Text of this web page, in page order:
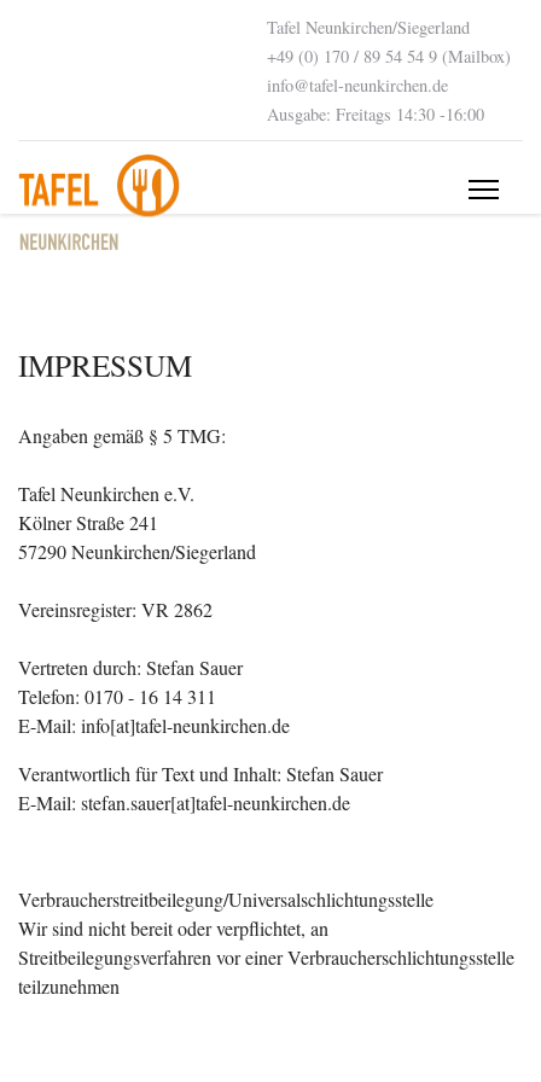
Tafel Neunkirchen/Siegerland
+49 (0) 170 / 89 54 54 9 (Mailbox)
info@tafel-neunkirchen.de
Ausgabe: Freitags 14:30 -16:00
IMPRESSUM
Angaben gemäß § 5 TMG:
Tafel Neunkirchen e.V.
Kölner Straße 241
57290 Neunkirchen/Siegerland
Vereinsregister: VR 2862
Vertreten durch: Stefan Sauer
Telefon: 0170 - 16 14 311
E-Mail: info[at]tafel-neunkirchen.de
Verantwortlich für Text und Inhalt: Stefan Sauer
E-Mail: stefan.sauer[at]tafel-neunkirchen.de
Verbraucher­streit­beilegung/Universal­schlichtungs­stelle
Wir sind nicht bereit oder verpflichtet, an
Streitbeilegungsverfahren vor einer Verbraucherschlichtungsstelle
teilzunehmen